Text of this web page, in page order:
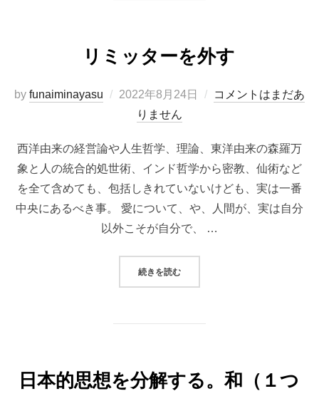
リミッターを外す
by funaiminayasu
投
2022年8月24日
コメントはまだあ
りません
西洋由来の経営論や人生哲学、理論、東洋由来の森羅万
象と人の統合的処世術、インド哲学から密教、仙術など
を全て含めても、包括しきれていないけども、実は一番
中央にあるべき事。 愛について、や、人間が、実は自分
以外こそが自分で、 …
続きを読む“リミッターを外す”
日本的思想を分解する。和（１つ